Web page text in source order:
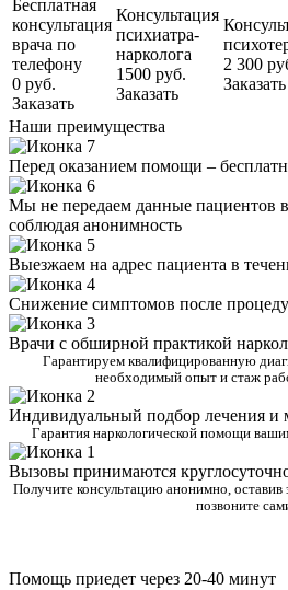
Бесплатная
консультация
врача по
телефону
0 руб.
Заказать
Консультация
психиатра-
нарколога
1500 руб.
Заказать
2 300
Заказать
Наши преимущества
Перед оказанием помощи –
Мы не передаем данные пациентов
соблюдая анонимность
Выезжаем на адрес пациента в
Снижение симптомов после
Врачи с обширной практикой
Гарантируем квалифицированную
необходимый опыт и стаж
Индивидуальный подбор лечения и
Гарантия наркологической помощи
Вызовы принимаются
Получите консультацию анонимно, оставив
позвоните
Помощь приедет через 20-40 минут